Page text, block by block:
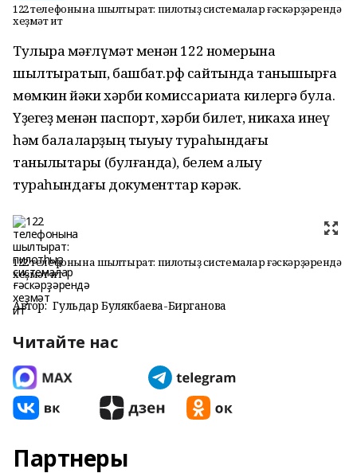
122 телефонына шылтырат: пилотһыҙ системалар ғәскәрҙәрендә
хеҙмәт ит
Тулыраҡ мәғлүмәт менән 122 номерына
шылтыратып, башбат.рф сайтында танышырға
мөмкин йәки хәрби комиссариатҡа килергә була.
Үҙегеҙ менән паспорт, хәрби билет, никахҡа инеү
һәм балаларҙың тыуыу тураһындағы
таныҡлыҡтары (булғанда), белем алыу
тураһындағы документтар кәрәк.
122 телефонына шылтырат: пилотһыҙ системалар ғәскәрҙәрендә
хеҙмәт ит
Автор: Гульдар Булякбаева-Бирганова
Читайте нас
Партнеры